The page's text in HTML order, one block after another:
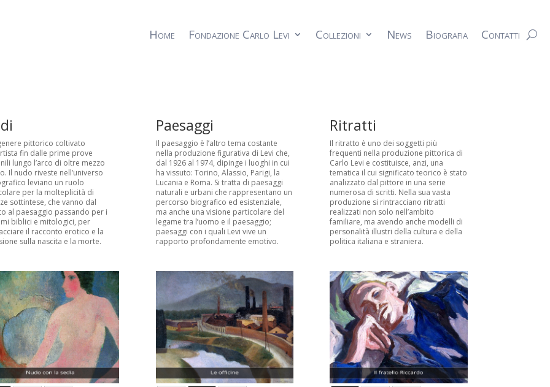
Home Fondazione Carlo Levi Collezioni News Biografia Contatti
genere pittorico coltivato
fin dalle prime prove
lungo l’arco di oltre mezzo
Il nudo riveste nell’universo
leviano un ruolo
per la molteplicità di
sottintese, che vanno dal
al paesaggio passando per i
biblici e mitologici, per
il racconto erotico e la
sulla nascita e la morte.
Paesaggi
Il paesaggio è l’altro tema costante
nella produzione figurativa di Levi che,
dal 1926 al 1974, dipinge i luoghi in cui
ha vissuto: Torino, Alassio, Parigi, la
Lucania e Roma. Si tratta di paesaggi
naturali e urbani che rappresentano un
percorso biografico ed esistenziale,
ma anche una visione particolare del
legame tra l’uomo e il paesaggio;
paesaggi con i quali Levi vive un
rapporto profondamente emotivo.
Ritratti
Il ritratto è uno dei soggetti più
frequenti nella produzione pittorica di
Carlo Levi e costituisce, anzi, una
tematica il cui significato teorico è stato
analizzato dal pittore in una serie
numerosa di scritti. Nella sua vasta
produzione si rintracciano ritratti
realizzati non solo nell’ambito
familiare, ma avendo anche modelli di
personalità illustri della cultura e della
politica italiana e straniera.